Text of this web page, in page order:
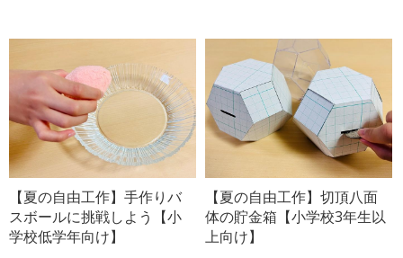
【夏の自由工作】手作りバ
スボールに挑戦しよう【小
学校低学年向け】
【夏の自由工作】切頂八面
体の貯金箱【小学校3年生以
上向け】